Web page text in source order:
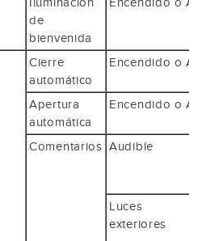
de
bienvenida
Cierre
automático
Encendido o
Apertura
automática
Encendido o
Comentarios Audible
Luces
exteriores